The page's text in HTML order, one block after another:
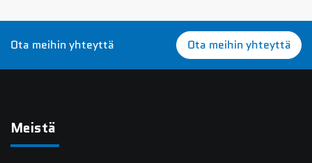
Ota meihin yhteyttä Ota meihin yhteyttä
Meistä